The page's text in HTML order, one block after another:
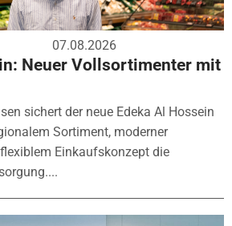
07.08.2026
Neuer Vollsortimenter mit
sichert der neue Edeka Al Hossein
Sortiment, moderner
Einkaufskonzept die